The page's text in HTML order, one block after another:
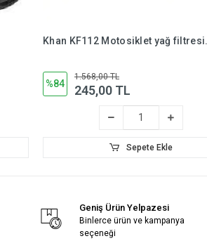
Khan KF112 Motosiklet yağ filtresi.
%84
1.568,00 TL
245,00 TL
Sepete Ekle
Geniş Ürün Yelpazesi
Binlerce ürün ve kampanya
seçeneği